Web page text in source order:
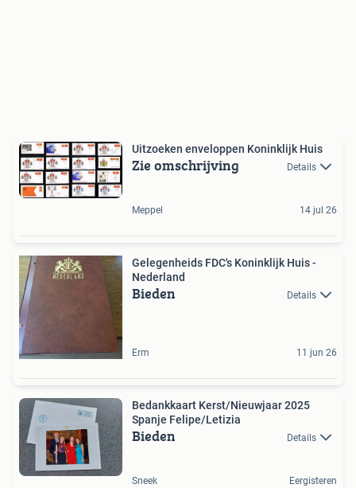
Uitzoeken enveloppen Koninklijk Huis
Zie omschrijving Details
Meppel 14 jul 26
Gelegenheids FDC's Koninklijk Huis -
Nederland
Bieden Details
Erm 11 jun 26
Bedankkaart Kerst/Nieuwjaar 2025
Spanje Felipe/Letizia
Bieden Details
Sneek Eergisteren